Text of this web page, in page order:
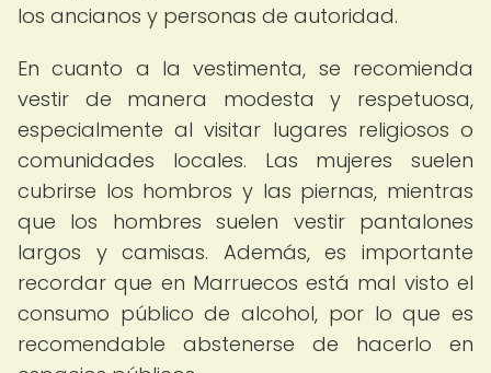
los ancianos y personas de autoridad.
En cuanto a la vestimenta, se recomienda
vestir de manera modesta y respetuosa,
especialmente al visitar lugares religiosos o
comunidades locales. Las mujeres suelen
cubrirse los hombros y las piernas, mientras
que los hombres suelen vestir pantalones
largos y camisas. Además, es importante
recordar que en Marruecos está mal visto el
consumo público de alcohol, por lo que es
recomendable abstenerse de hacerlo en